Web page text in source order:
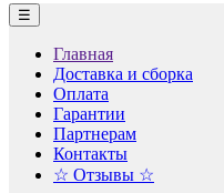
☰
Главная
Доставка и сборка
Оплата
Гарантии
Партнерам
Контакты
☆ Отзывы ☆